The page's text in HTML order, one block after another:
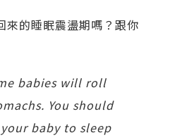
來的睡眠震盪期嗎？跟你
babies will roll
You should
baby to sleep